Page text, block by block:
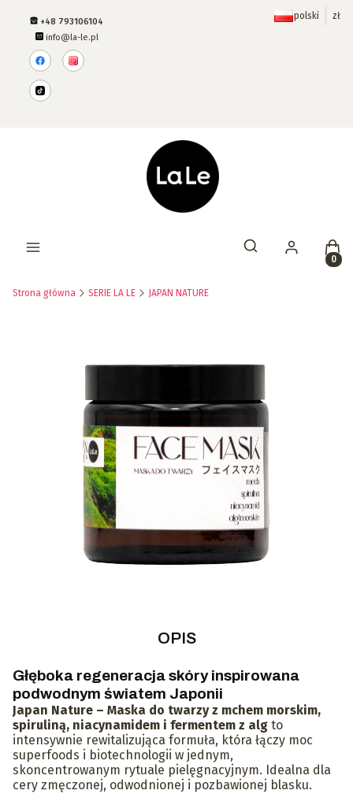
+48 793106104
info@la-le.pl
polski zł
Otwórz
Strona główna SERIE LA LE JAPAN NATURE
OPIS
Głęboka regeneracja skóry inspirowana
podwodnym światem Japonii
Japan Nature – Maska do twarzy z mchem morskim,
spiruliną, niacynamidem i fermentem z alg to
intensywnie rewitalizująca formuła, która łączy moc
superfoods i biotechnologii w jednym,
skoncentrowanym rytuale pielęgnacyjnym. Idealna dla
cery zmęczonej, odwodnionej i pozbawionej blasku.